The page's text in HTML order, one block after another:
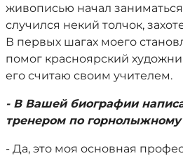
живописью начал
случился некий толчок,
В первых шагах моего
помог красноярский
его считаю своим учителем.
- В Вашей биографии
тренером по горнолыжному
- Да, это моя основная